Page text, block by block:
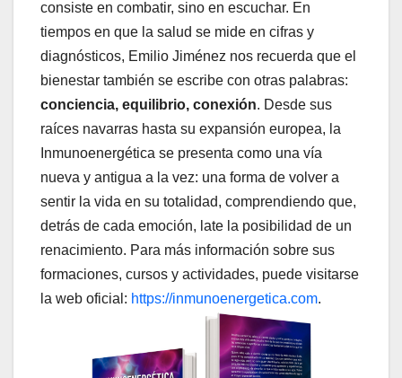
consiste en combatir, sino en escuchar. En
tiempos en que la salud se mide en cifras y
diagnósticos, Emilio Jiménez nos recuerda que el
bienestar también se escribe con otras palabras:
conciencia, equilibrio, conexión. Desde sus
raíces navarras hasta su expansión europea, la
Inmunoenergética se presenta como una vía
nueva y antigua a la vez: una forma de volver a
sentir la vida en su totalidad, comprendiendo que,
detrás de cada emoción, late la posibilidad de un
renacimiento. Para más información sobre sus
formaciones, cursos y actividades, puede visitarse
la web oficial: https://inmunoenergetica.com.